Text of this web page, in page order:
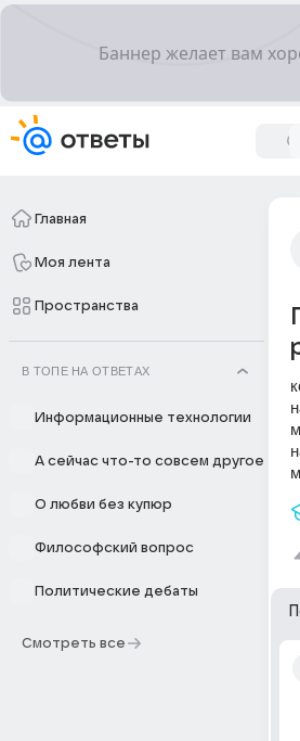
Главная
Моя лента
Пространства
В ТОПЕ НА ОТВЕТАХ
Информационные технологии
А сейчас что-то совсем другое
О любви без купюр
Философский вопрос
Политические дебаты
Смотреть все